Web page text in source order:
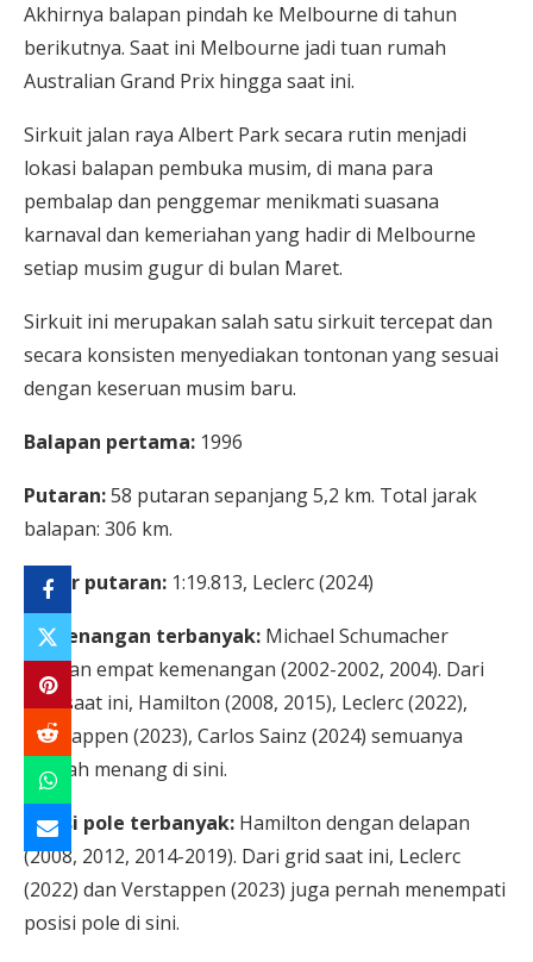
Akhirnya balapan pindah ke Melbourne di tahun
berikutnya. Saat ini Melbourne jadi tuan rumah
Australian Grand Prix hingga saat ini.
Sirkuit jalan raya Albert Park secara rutin menjadi
lokasi balapan pembuka musim, di mana para
pembalap dan penggemar menikmati suasana
karnaval dan kemeriahan yang hadir di Melbourne
setiap musim gugur di bulan Maret.
Sirkuit ini merupakan salah satu sirkuit tercepat dan
secara konsisten menyediakan tontonan yang sesuai
dengan keseruan musim baru.
Balapan pertama: 1996
Putaran:58 putaran sepanjang 5,2 km. Total jarak
balapan: 306 km.
Rekor putaran: 1:19.813, Leclerc (2024)
Kemenangan terbanyak: Michael Schumacher
dengan empat kemenangan (2002-2002, 2004). Dari
grid saat ini, Hamilton (2008, 2015), Leclerc (2022),
Verstappen (2023), Carlos Sainz (2024) semuanya
pernah menang di sini.
Posisi pole terbanyak: Hamilton dengan delapan
(2008, 2012, 2014-2019). Dari grid saat ini, Leclerc
(2022) dan Verstappen (2023) juga pernah menempati
posisi pole di sini.